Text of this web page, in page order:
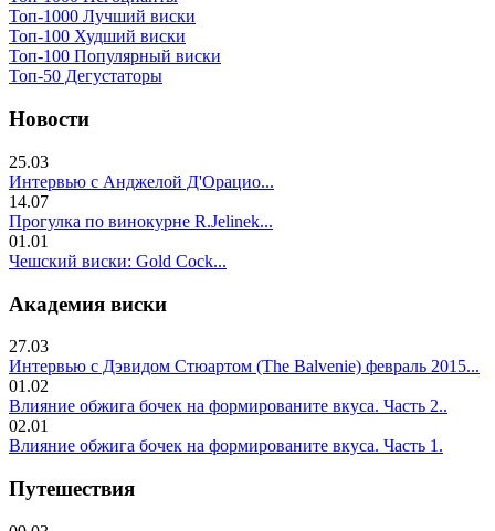
Топ-1000 Лучший виски
Топ-100 Худший виски
Топ-100 Популярный виски
Топ-50 Дегустаторы
Новости
25.03
Интервью с Анджелой Д'Орацио...
14.07
Прогулка по винокурне R.Jelinek...
01.01
Чешский виски: Gold Cock...
Академия виски
27.03
Интервью с Дэвидом Стюартом (The Balvenie) февраль 2015...
01.02
Влияние обжига бочек на формированите вкуса. Часть 2..
02.01
Влияние обжига бочек на формированите вкуса. Часть 1.
Путешествия